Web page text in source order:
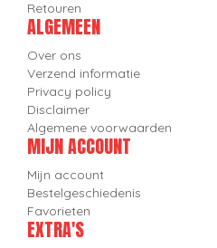
Retouren
ALGEMEEN
Over ons
Verzend informatie
Privacy policy
Disclaimer
Algemene voorwaarden
MIJN ACCOUNT
Mijn account
Bestelgeschiedenis
Favorieten
EXTRA'S